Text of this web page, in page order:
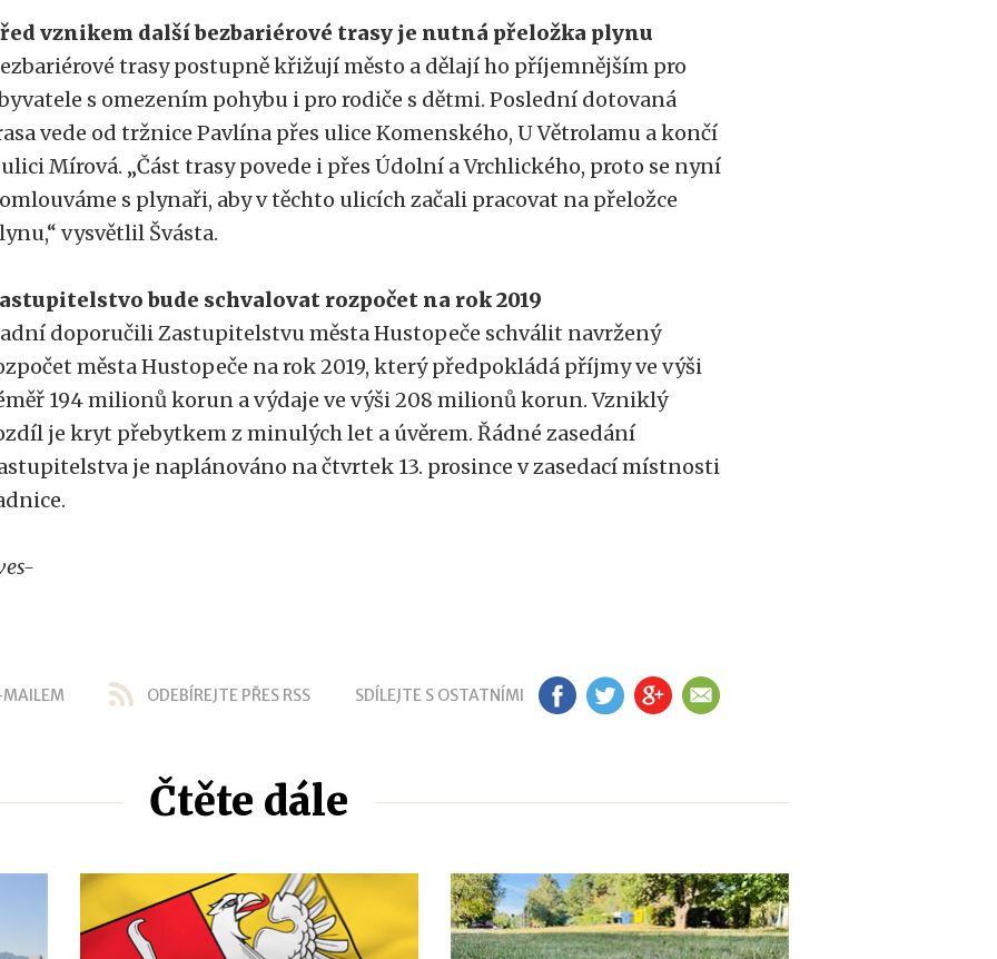
vznikem další bezbariérové trasy je nutná přeložka plynu
trasy postupně křižují město a dělají ho příjemnějším pro
s omezením pohybu i pro rodiče s dětmi. Poslední dotovaná
vede od tržnice Pavlína přes ulice Komenského, U Větrolamu a končí
Mírová. „Část trasy povede i přes Údolní a Vrchlického, proto se nyní
s plynaři, aby v těchto ulicích začali pracovat na přeložce
vysvětlil Švásta.
bude schvalovat rozpočet na rok 2019
doporučili Zastupitelstvu města Hustopeče schválit navržený
města Hustopeče na rok 2019, který předpokládá příjmy ve výši
194 milionů korun a výdaje ve výši 208 milionů korun. Vzniklý
je kryt přebytkem z minulých let a úvěrem. Řádné zasedání
je naplánováno na čtvrtek 13. prosince v zasedací místnosti
ODEBÍREJTE PŘES RSS SDÍLEJTE S OSTATNÍMI FB TW GP EM
Čtěte dále